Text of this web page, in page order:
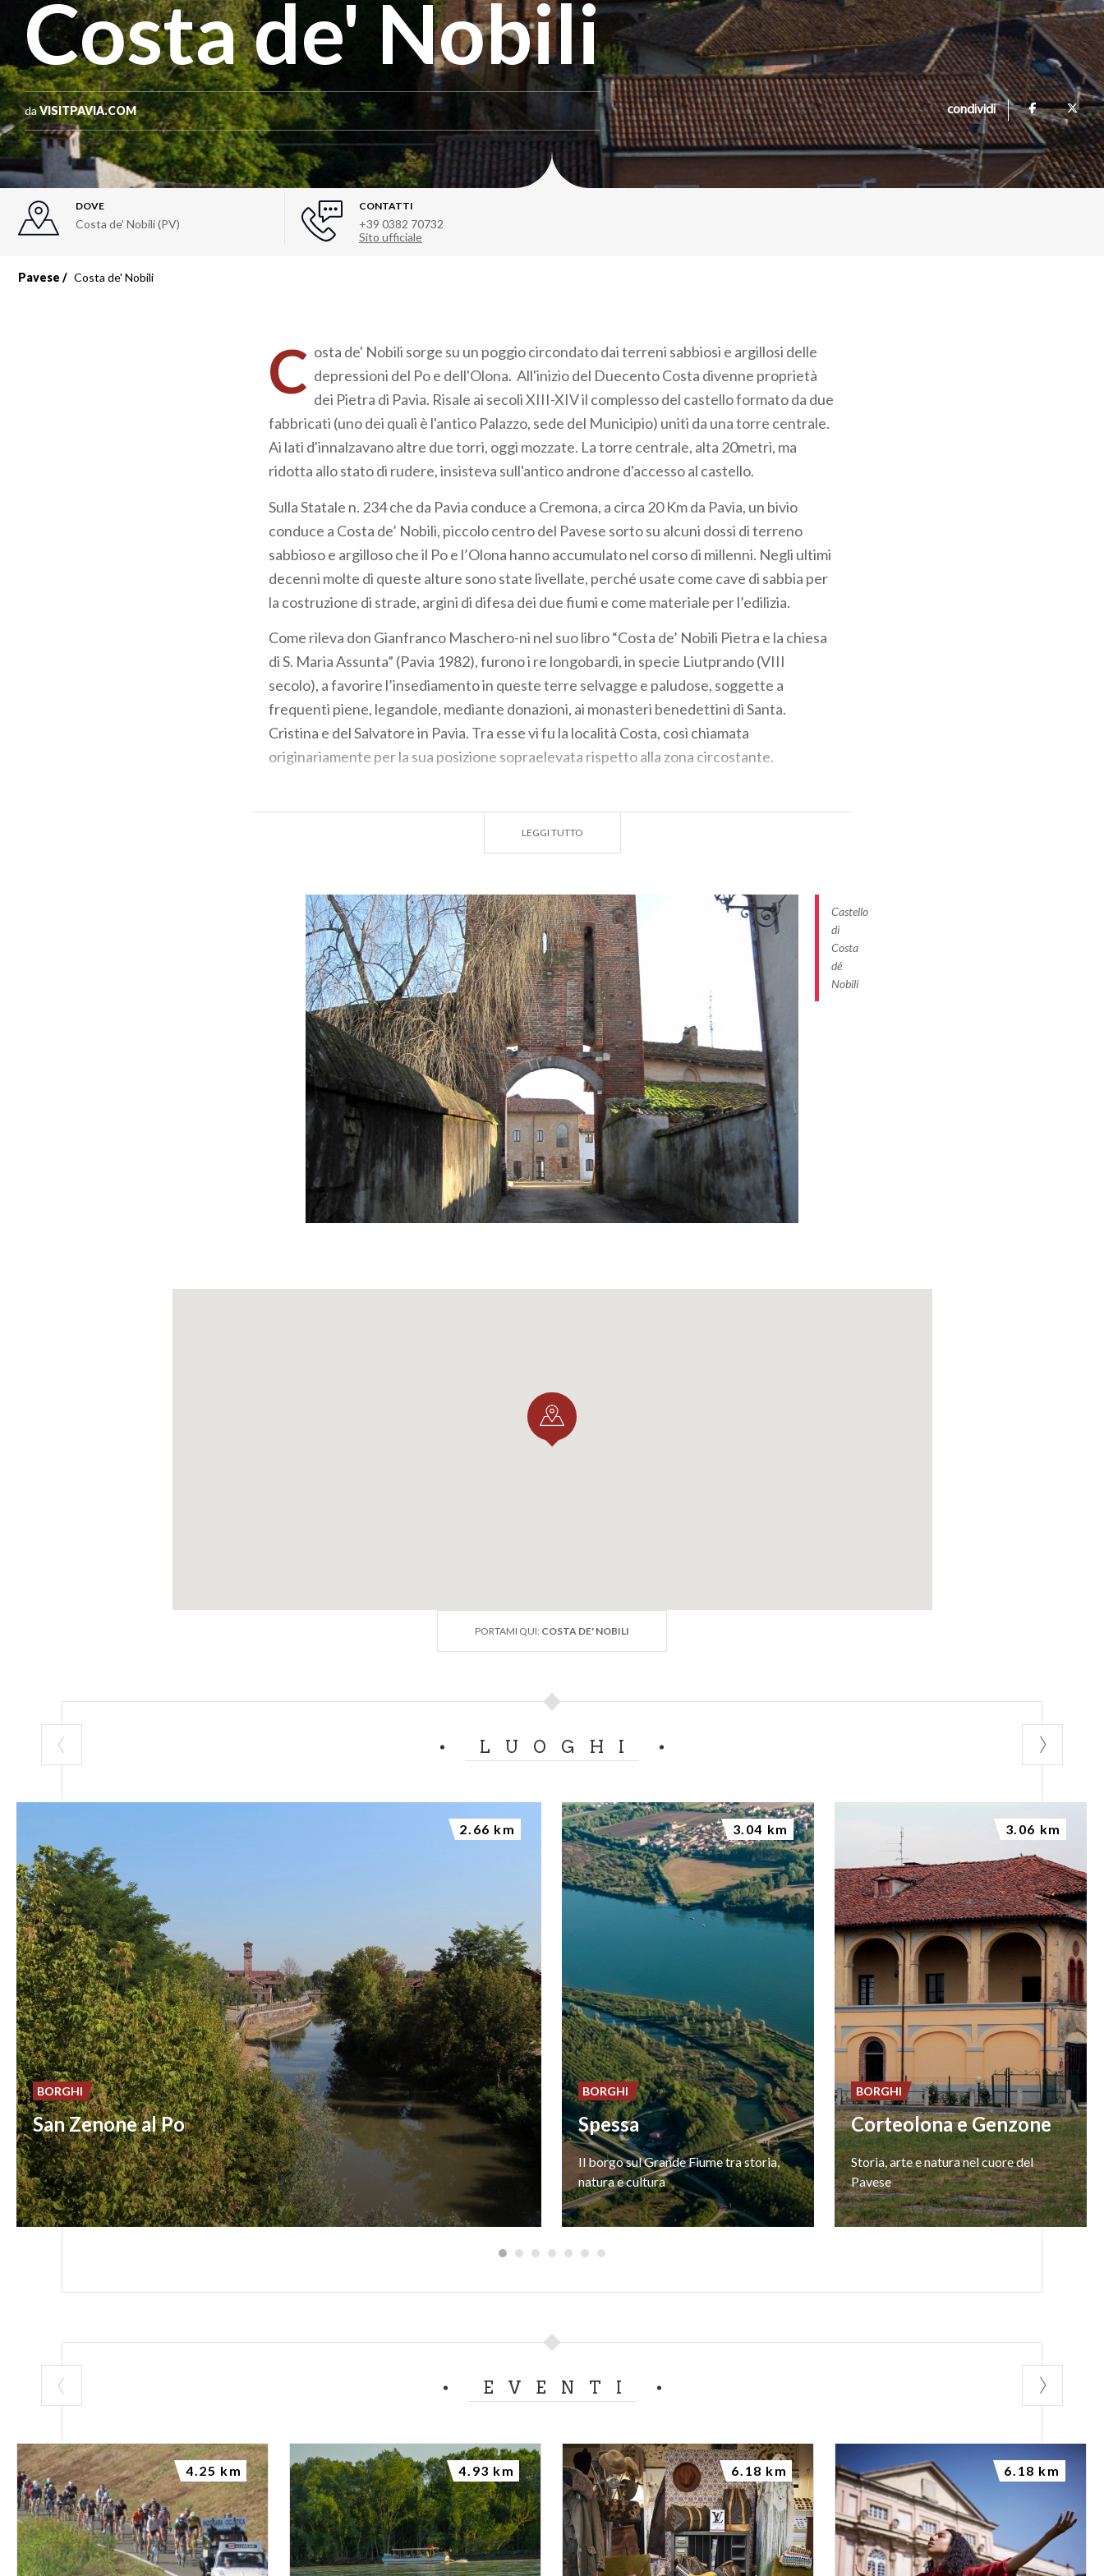
Costa de' Nobili
daVISITPAVIA.COM condividi
DOVE
Costa de' Nobili (PV)
CONTATTI
+39 0382 70732
Sito ufficiale
Pavese Costa de' Nobili
C osta de' Nobili sorge su un poggio circondato dai terreni sabbiosi e argillosi delle
depressioni del Po e dell'Olona. All'inizio del Duecento Costa divenne proprietà
dei Pietra di Pavia. Risale ai secoli XIII-XIV il complesso del castello formato da due
fabbricati (uno dei quali è l'antico Palazzo, sede del Municipio) uniti da una torre centrale.
Ai lati d'innalzavano altre due torri, oggi mozzate. La torre centrale, alta 20metri, ma
ridotta allo stato di rudere, insisteva sull'antico androne d'accesso al castello.
Sulla Statale n. 234 che da Pavia conduce a Cremona, a circa 20 Km da Pavia, un bivio
conduce a Costa de’ Nobili, piccolo centro del Pavese sorto su alcuni dossi di terreno
sabbioso e argilloso che il Po e l’Olona hanno accumulato nel corso di millenni. Negli ultimi
decenni molte di queste alture sono state livellate, perché usate come cave di sabbia per
la costruzione di strade, argini di difesa dei due fiumi e come materiale per l’edilizia.
Come rileva don Gianfranco Maschero-ni nel suo libro “Costa de’ Nobili Pietra e la chiesa
di S. Maria Assunta” (Pavia 1982), furono i re longobardi, in specie Liutprando (VIII
secolo), a favorire l’insediamento in queste terre selvagge e paludose, soggette a
frequenti piene, legandole, mediante donazioni, ai monasteri benedettini di Santa.
Cristina e del Salvatore in Pavia. Tra esse vi fu la località Costa, così chiamata
originariamente per la sua posizione sopraelevata rispetto alla zona circostante.
LEGGI TUTTO
Castello
di
Costa
dé
Nobili
PORTAMI QUI: COSTA DE' NOBILI
LUOGHI
San Zenone al Po
BORGHI
2.66 km
Spessa
IlborgosulGrandeFiumetrastoria,
naturaecultura
BORGHI
3.04 km
Corteolona e Genzone
Storia,arteenaturanelcuoredel
Pavese
BORGHI
3.06 km
EVENTI
4.25 km 4.93 km 6.18 km 6.18 km